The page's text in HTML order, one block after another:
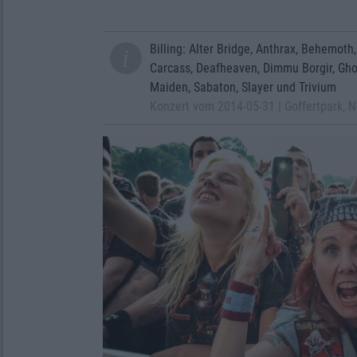
Billing: Alter Bridge, Anthrax,
Carcass, Deafheaven, Dimmu Borgir,
Maiden, Sabaton, Slayer und Trivium